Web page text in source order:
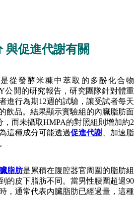
與促進代謝有關
從發酵米糠中萃取的多酚化合物
公開的研究報告，研究團隊針對體重
進行為期12週的試驗，讓受試者每天
飲品。結果顯示實驗組的內臟脂肪面
，而未攝取HMPA的對照組則增加約2
這種成分可能透過促進代謝、加速脂
脂肪是累積在腹腔器官周圍的脂肪組
的皮下脂肪不同。當男性腰圍超過90
，通常代表內臟脂肪已經過量，這種